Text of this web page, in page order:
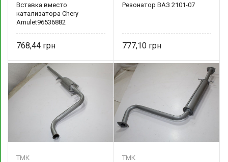
Вставка вместо
катализатора Chery
Amulet96536882
768,44
Резонатор ВАЗ 2101-07
777,10
ТМК
ТМК